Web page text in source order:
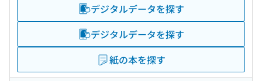
デジタルデータを探す
デジタルデータを探す
紙の本を探す